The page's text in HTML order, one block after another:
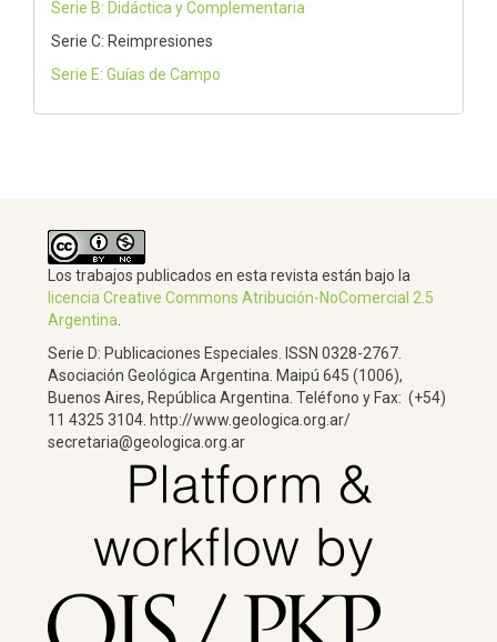
Serie B: Didáctica y Complementaria
Serie C: Reimpresiones
Serie E: Guías de Campo
Los trabajos publicados en esta revista están bajo la
licencia Creative Commons Atribución-NoComercial 2.5
Argentina
Serie D: Publicaciones Especiales. ISSN 0328-2767.
Asociación Geológica Argentina. Maipú 645 (1006),
Buenos Aires, República Argentina. Teléfono y Fax: (+54)
11 4325 3104. http://www.geologica.org.ar/
secretaria@geologica.org.ar